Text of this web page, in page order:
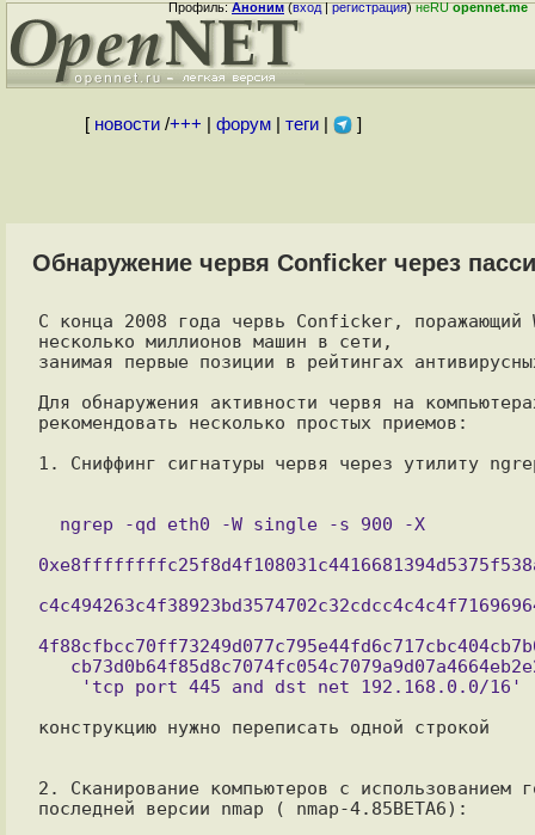
Профиль:Аноним(вход|регистрация)неRUopennet.me
[ новости/+++ форум| теги| ]
Обнаружение червя Conficker через
С конца 2008 года червь Conficker, поражающий
несколько миллионов машин в сети,
занимая первые позиции в рейтингах
Для обнаружения активности червя на
рекомендовать несколько простых приемов:
1. Сниффинг сигнатуры червя через утилиту
конструкцию нужно переписать одной строкой
2. Сканирование компьютеров с использованием
последней версии nmap ( nmap-4.85BETA6):